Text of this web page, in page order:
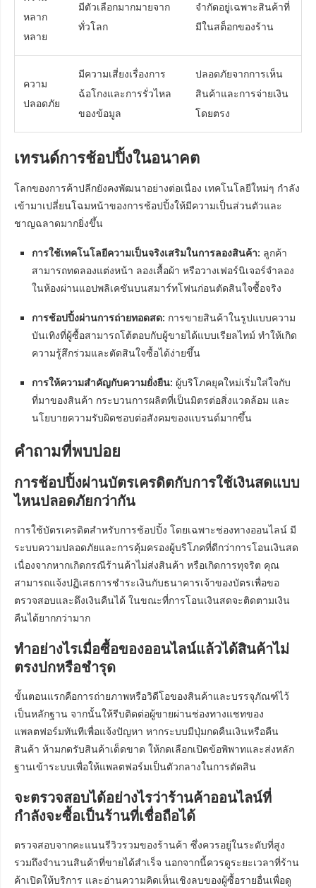
หลาก
หลาย
มีตัวเลือกมากมายจาก
ทั่วโลก
จำกัดอยู่เฉพาะสินค้าที่
มีในสต็อกของร้าน
ความ
ปลอดภัย
มีความเสี่ยงเรื่องการ
ฉ้อโกงและการรั่วไหล
ของข้อมูล
ปลอดภัยจากการเห็น
สินค้าและการจ่ายเงิน
โดยตรง
เทรนด์การช้อปปิ้งในอนาคต
โลกของการค้าปลีกยังคงพัฒนาอย่างต่อเนื่อง เทคโนโลยีใหม่ๆ กำลัง
เข้ามาเปลี่ยนโฉมหน้าของการช้อปปิ้งให้มีความเป็นส่วนตัวและ
ชาญฉลาดมากยิ่งขึ้น
การใช้เทคโนโลยีความเป็นจริงเสริมในการลองสินค้า: ลูกค้า
สามารถทดลองแต่งหน้า ลองเสื้อผ้า หรือวางเฟอร์นิเจอร์จำลอง
ในห้องผ่านแอปพลิเคชันบนสมาร์ทโฟนก่อนตัดสินใจซื้อจริง
การช้อปปิ้งผ่านการถ่ายทอดสด: การขายสินค้าในรูปแบบความ
บันเทิงที่ผู้ซื้อสามารถโต้ตอบกับผู้ขายได้แบบเรียลไทม์ ทำให้เกิด
ความรู้สึกร่วมและตัดสินใจซื้อได้ง่ายขึ้น
การให้ความสำคัญกับความยั่งยืน: ผู้บริโภคยุคใหม่เริ่มใส่ใจกับ
ที่มาของสินค้า กระบวนการผลิตที่เป็นมิตรต่อสิ่งแวดล้อม และ
นโยบายความรับผิดชอบต่อสังคมของแบรนด์มากขึ้น
คำถามที่พบบ่อย
การช้อปปิ้งผ่านบัตรเครดิตกับการใช้เงินสดแบบ
ไหนปลอดภัยกว่ากัน
การใช้บัตรเครดิตสำหรับการช้อปปิ้ง โดยเฉพาะช่องทางออนไลน์ มี
ระบบความปลอดภัยและการคุ้มครองผู้บริโภคที่ดีกว่าการโอนเงินสด
เนื่องจากหากเกิดกรณีร้านค้าไม่ส่งสินค้า หรือเกิดการทุจริต คุณ
สามารถแจ้งปฏิเสธการชำระเงินกับธนาคารเจ้าของบัตรเพื่อขอ
ตรวจสอบและดึงเงินคืนได้ ในขณะที่การโอนเงินสดจะติดตามเงิน
คืนได้ยากกว่ามาก
ทำอย่างไรเมื่อซื้อของออนไลน์แล้วได้สินค้าไม่
ตรงปกหรือชำรุด
ขั้นตอนแรกคือการถ่ายภาพหรือวิดีโอของสินค้าและบรรจุภัณฑ์ไว้
เป็นหลักฐาน จากนั้นให้รีบติดต่อผู้ขายผ่านช่องทางแชทของ
แพลตฟอร์มทันทีเพื่อแจ้งปัญหา หากระบบมีปุ่มกดคืนเงินหรือคืน
สินค้า ห้ามกดรับสินค้าเด็ดขาด ให้กดเลือกเปิดข้อพิพาทและส่งหลัก
ฐานเข้าระบบเพื่อให้แพลตฟอร์มเป็นตัวกลางในการตัดสิน
จะตรวจสอบได้อย่างไรว่าร้านค้าออนไลน์ที่
กำลังจะซื้อเป็นร้านที่เชื่อถือได้
ตรวจสอบจากคะแนนรีวิวรวมของร้านค้า ซึ่งควรอยู่ในระดับที่สูง
รวมถึงจำนวนสินค้าที่ขายได้สำเร็จ นอกจากนี้ควรดูระยะเวลาที่ร้าน
ค้าเปิดให้บริการ และอ่านความคิดเห็นเชิงลบของผู้ซื้อรายอื่นเพื่อดู